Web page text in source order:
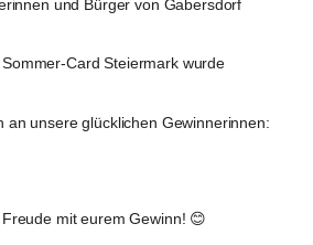
und Bürger von Gabersdorf
Card Steiermark wurde
an unsere glücklichen Gewinnerinnen:
mit eurem Gewinn! 😊